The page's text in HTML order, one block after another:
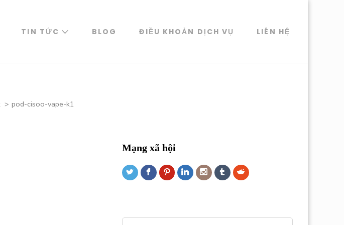
TIN TỨC BLOG ĐIỀU KHOẢN DỊCH VỤ LIÊN HỆ
> pod-cisoo-vape-k1
Mạng xã hội